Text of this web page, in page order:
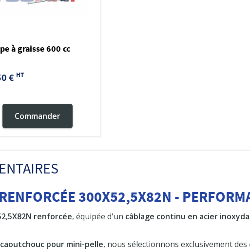
à graisse 600 cc
€ HT
Commander
300X52,5X82N -
renforcée, équipée d'un câblage continu en acier
pour mini-pelle, nous sélectionnons exclusivement des